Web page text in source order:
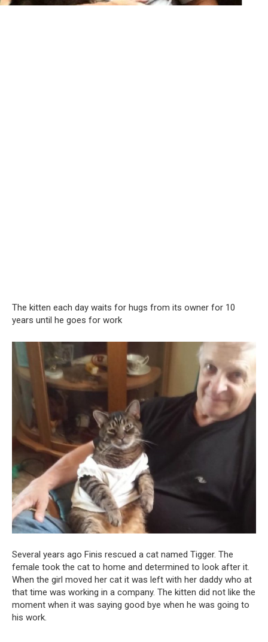
The kitten each day waits for hugs from its owner for 10
years until he goes for work
Several years ago Finis rescued a cat named Tigger. The
female took the cat to home and determined to look after it.
When the girl moved her cat it was left with her daddy who at
that time was working in a company. The kitten did not like the
moment when it was saying good bye when he was going to
his work.